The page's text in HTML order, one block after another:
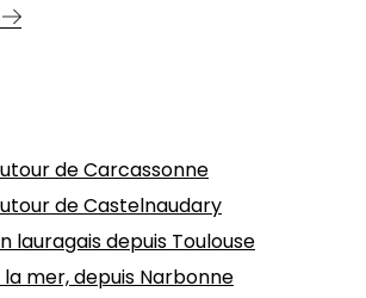
de Carcassonne
de Castelnaudary
lauragais depuis Toulouse
la mer, depuis Narbonne